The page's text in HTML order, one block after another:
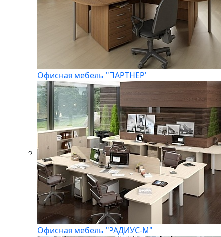
Офисная мебель "ПАРТНЕР"
Офисная мебель "РАДИУС-М"